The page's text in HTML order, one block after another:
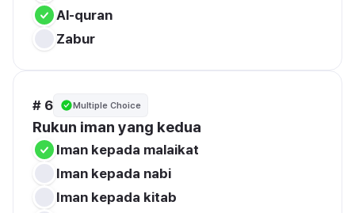
Al-quran
Zabur
# 6 Multiple Choice
Rukun iman yang kedua
Iman kepada malaikat
Iman kepada nabi
Iman kepada kitab